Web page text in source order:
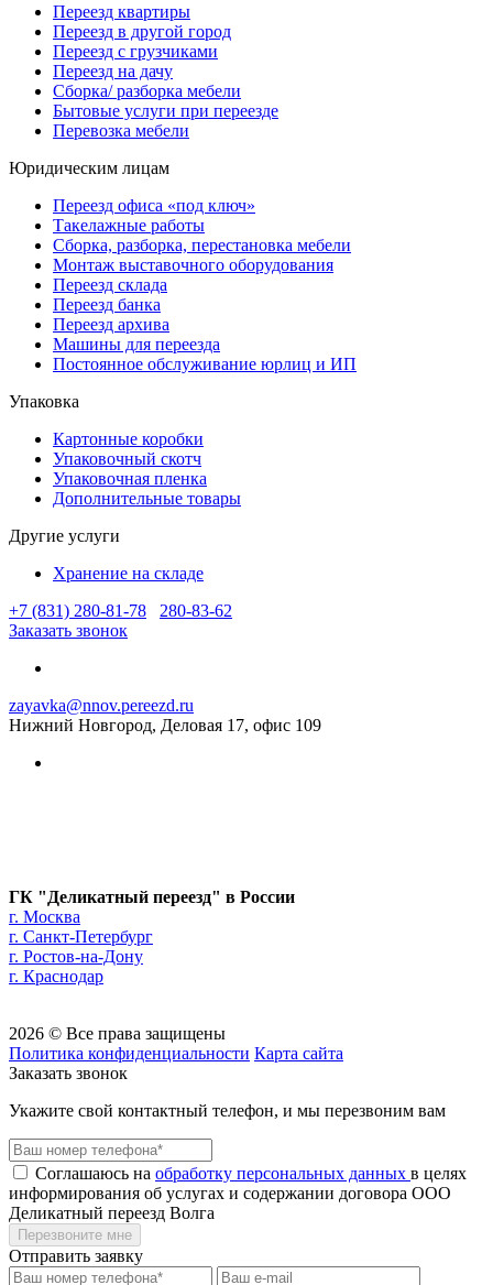
Переезд квартиры
Переезд в другой город
Переезд с грузчиками
Переезд на дачу
Сборка/ разборка мебели
Бытовые услуги при переезде
Перевозка мебели
Юридическим лицам
Переезд офиса «под ключ»
Такелажные работы
Сборка, разборка, перестановка мебели
Монтаж выставочного оборудования
Переезд склада
Переезд банка
Переезд архива
Машины для переезда
Постоянное обслуживание юрлиц и ИП
Упаковка
Картонные коробки
Упаковочный скотч
Упаковочная пленка
Дополнительные товары
Другие услуги
Хранение на складе
+7 (831) 280-81-78
280-83-62
Заказать звонок
zayavka@nnov.pereezd.ru
Нижний Новгород, Деловая 17, офис 109
ГК "Деликатный переезд" в России
г. Москва
г. Санкт-Петербург
г. Ростов-на-Дону
г. Краснодар
2026 © Все права защищены
Политика конфиденциальности Карта сайта
Заказать звонок
Укажите свой контактный телефон, и мы перезвоним вам
Соглашаюсь на обработку персональных данных в целях
информирования об услугах и содержании договора ООО
Деликатный переезд Волга
Перезвоните мне
Отправить заявку